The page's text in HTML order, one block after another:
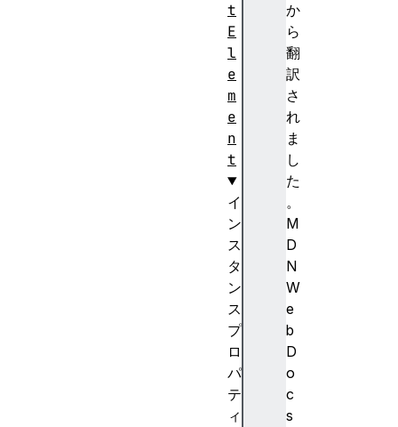
か
ら
翻
訳
さ
れ
ま
し
た
。
M
D
N
W
e
b
D
o
c
s
t
E
l
e
m
e
n
t
イ
ン
ス
タ
ン
ス
プ
ロ
パ
テ
ィ